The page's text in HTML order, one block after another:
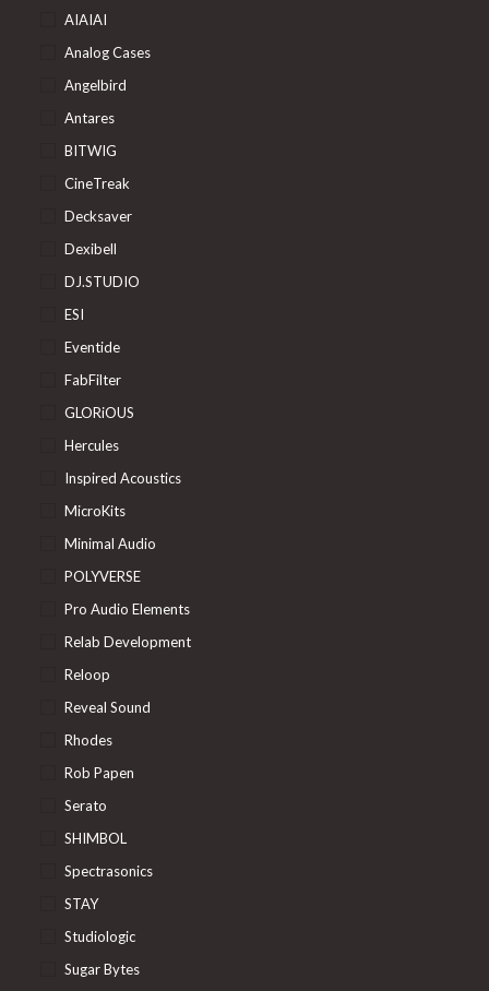
AIAIAI
Analog Cases
Angelbird
Antares
BITWIG
CineTreak
Decksaver
Dexibell
DJ.STUDIO
ESI
Eventide
FabFilter
GLORiOUS
Hercules
Inspired Acoustics
MicroKits
Minimal Audio
POLYVERSE
Pro Audio Elements
Relab Development
Reloop
Reveal Sound
Rhodes
Rob Papen
Serato
SHIMBOL
Spectrasonics
STAY
Studiologic
Sugar Bytes